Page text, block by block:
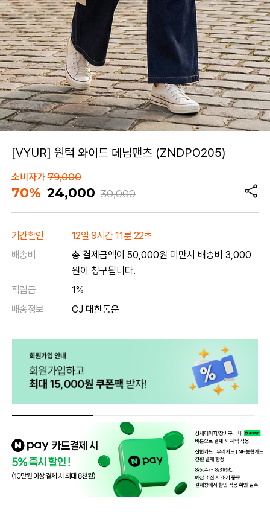
[VYUR] 원턱 와이드 데님팬츠 (ZNDPO205)
소비자가79,000
70% 24,000 30,000
기간할인
12일 9시간 11분 22초
배송비
총 결제금액이 50,000원 미만시 배송비 3,000
원이 청구됩니다.
적립금
1%
배송정보
CJ 대한통운